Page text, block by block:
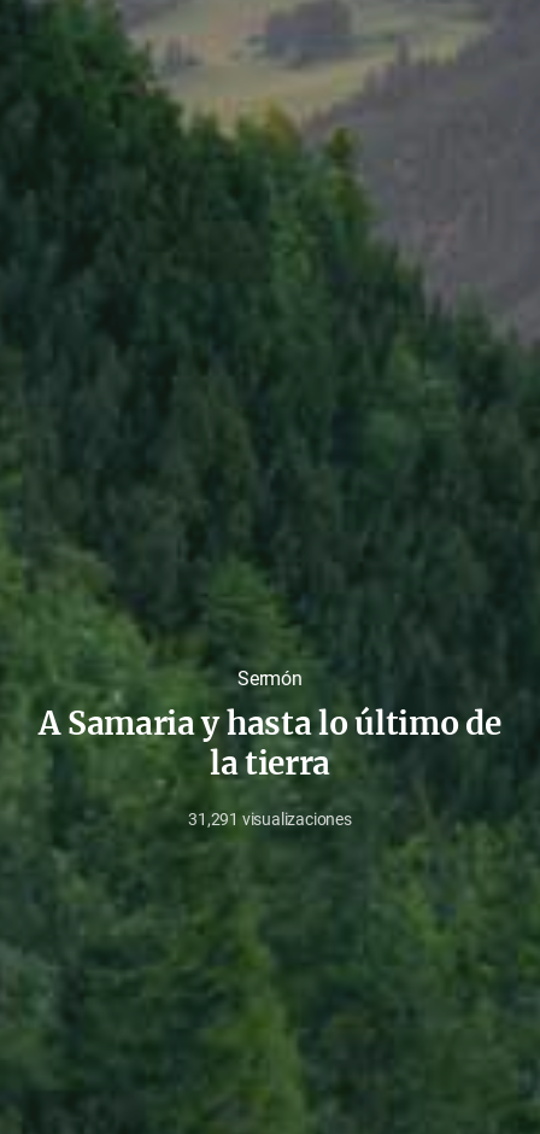
Sermón
A Samaria y hasta lo último de
la tierra
noviembre
31,291 visualizaciones